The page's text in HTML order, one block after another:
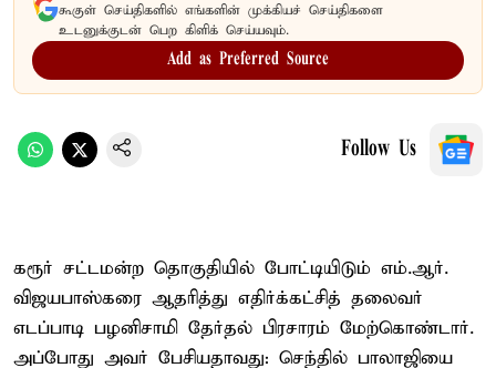
கூகுள் செய்திகளில் எங்களின் முக்கியச் செய்திகளை
உடனுக்குடன் பெற கிளிக் செய்யவும்.
Add as Preferred Source
Follow Us
கரூர் சட்டமன்ற தொகுதியில் போட்டியிடும் எம்.ஆர்.
விஜயபாஸ்கரை ஆதரித்து எதிர்க்கட்சித் தலைவர்
எடப்பாடி பழனிசாமி தேர்தல் பிரசாரம் மேற்கொண்டார்.
அப்போது அவர் பேசியதாவது: செந்தில் பாலாஜியை